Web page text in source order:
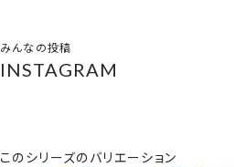
みんなの投稿
INSTAGRAM
このシリーズのバリエーション